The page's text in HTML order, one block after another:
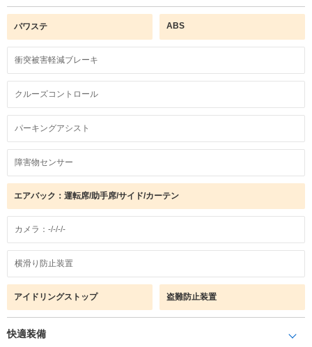
パワステ ABS
衝突被害軽減ブレーキ
クルーズコントロール
パーキングアシスト
障害物センサー
エアバック：運転席/助手席/サイド/カーテン
カメラ：-/-/-/-
横滑り防止装置
アイドリングストップ 盗難防止装置
快適装備